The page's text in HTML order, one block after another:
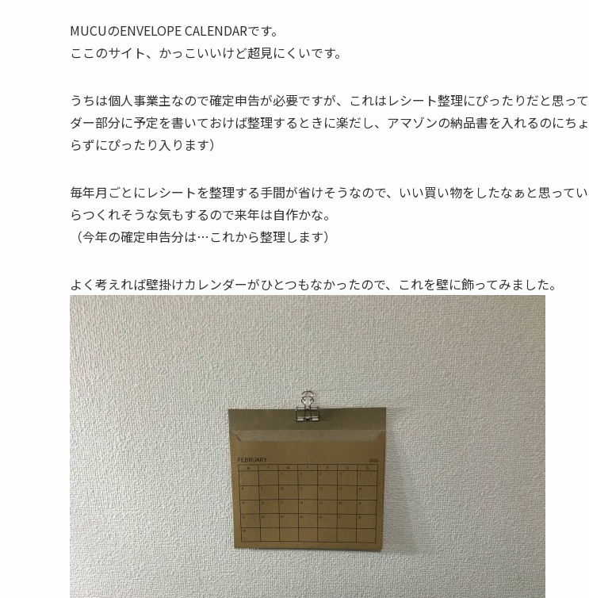
MUCUのENVELOPE CALENDARです。
ここのサイト、かっこいいけど超見にくいです。
うちは個人事業主なので確定申告が必要ですが、これはレシート整理にぴったりだと思っ
ダー部分に予定を書いておけば整理するときに楽だし、アマゾンの納品書を入れるのにち
らずにぴったり入ります）
毎年月ごとにレシートを整理する手間が省けそうなので、いい買い物をしたなぁと思って
らつくれそうな気もするので来年は自作かな。
（今年の確定申告分は…これから整理します）
よく考えれば壁掛けカレンダーがひとつもなかったので、これを壁に飾ってみました。